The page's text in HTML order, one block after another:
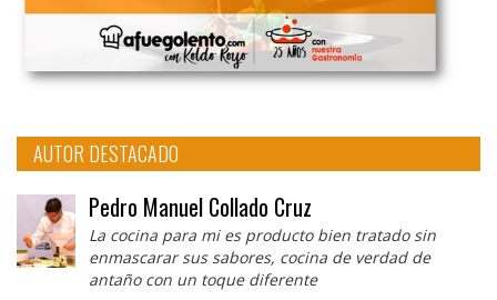
AUTOR DESTACADO
Pedro Manuel Collado Cruz
La cocina para mi es producto bien tratado sin
enmascarar sus sabores, cocina de verdad de
antaño con un toque diferente